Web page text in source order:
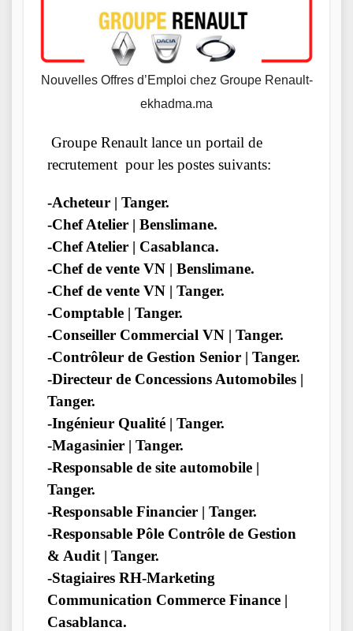
Nouvelles Offres d’Emploi chez Groupe Renault-
ekhadma.ma
Groupe Renault lance un portail de
recrutement pour les postes suivants:
-Acheteur | Tanger.
-Chef Atelier | Benslimane.
-Chef Atelier | Casablanca.
-Chef de vente VN | Benslimane.
-Chef de vente VN | Tanger.
-Comptable | Tanger.
-Conseiller Commercial VN | Tanger.
-Contrôleur de Gestion Senior | Tanger.
-Directeur de Concessions Automobiles |
Tanger.
-Ingénieur Qualité | Tanger.
-Magasinier | Tanger.
-Responsable de site automobile |
Tanger.
-Responsable Financier | Tanger.
-Responsable Pôle Contrôle de Gestion
& Audit | Tanger.
-Stagiaires RH-Marketing
Communication Commerce Finance |
Casablanca.